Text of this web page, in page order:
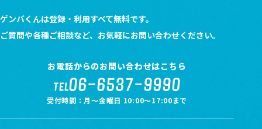
ゲンバくんは登録・利用すべて無料です。
ご質問や各種ご相談など、お気軽にお問い合わせください。
お電話からのお問い合わせはこちら
TEL06-6537-9990
受付時間：月～金曜日 10:00～17:00まで